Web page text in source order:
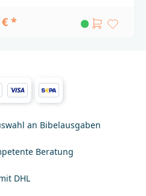
ist oft zu klein und
mehr geläufig.Hier setzt
Zugang zum GlaubenEs
die wichtigsten
barrierefrei zu machen:
kurze Erzählungen, die
erfassbar sind.
Heiligen Schrift nicht
wird auch all jenen
hatten, die
Bibel für
Settings oder alle, die
Zugang zu biblischen
€ *
an Bibelausgaben
Beratung
DHL